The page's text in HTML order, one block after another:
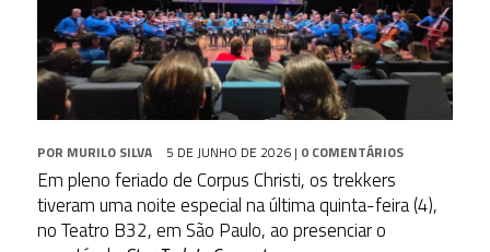
POR MURILO SILVA 5 DE JUNHO DE 2026| 0 COMENTÁRIOS
Em pleno feriado de Corpus Christi, os trekkers
tiveram uma noite especial na última quinta-feira (4),
no Teatro B32, em São Paulo, ao presenciar o